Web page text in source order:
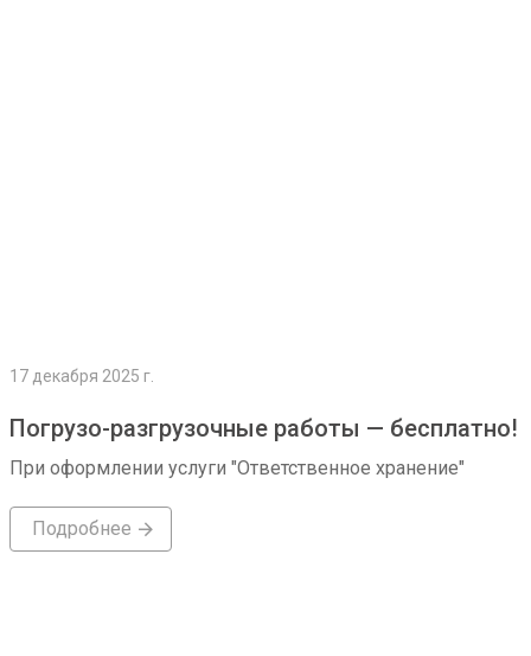
17 декабря 2025 г.
Погрузо-разгрузочные работы — бесплатно!
При оформлении услуги "Ответственное хранение"
Подробнее